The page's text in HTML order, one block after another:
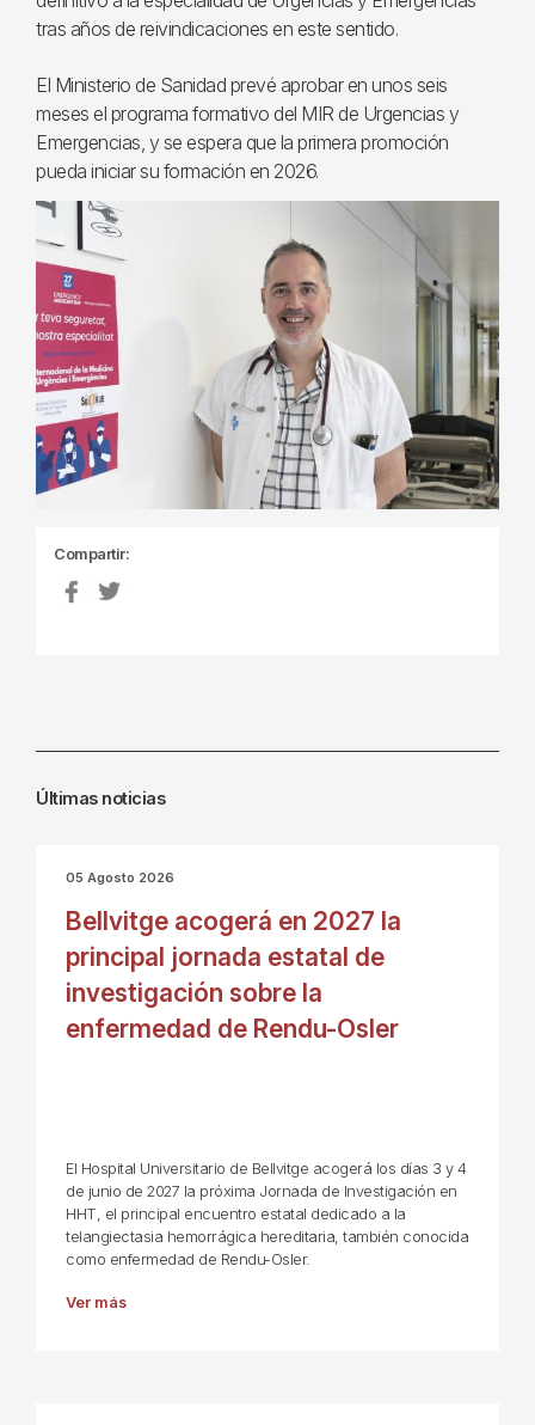
tras años de reivindicaciones en este sentido.
El Ministerio de Sanidad prevé aprobar en unos seis
meses el programa formativo del MIR de Urgencias y
Emergencias, y se espera que la primera promoción
pueda iniciar su formación en 2026.
Compartir:
Últimas noticias
05 Agosto 2026
Bellvitge acogerá en 2027 la
principal jornada estatal de
investigación sobre la
enfermedad de Rendu-Osler
El Hospital Universitario de Bellvitge acogerá los días 3 y 4
de junio de 2027 la próxima Jornada de Investigación en
HHT, el principal encuentro estatal dedicado a la
telangiectasia hemorrágica hereditaria, también conocida
como enfermedad de Rendu-Osler.
Ver más